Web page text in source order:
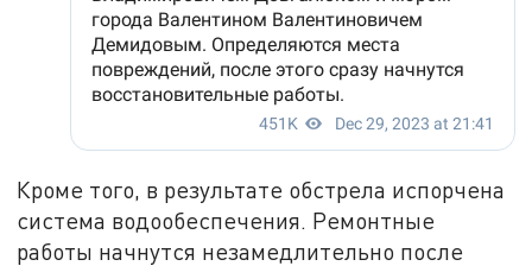
Кроме того, в результате обстрела испорчена
система водообеспечения. Ремонтные
работы начнутся незамедлительно после